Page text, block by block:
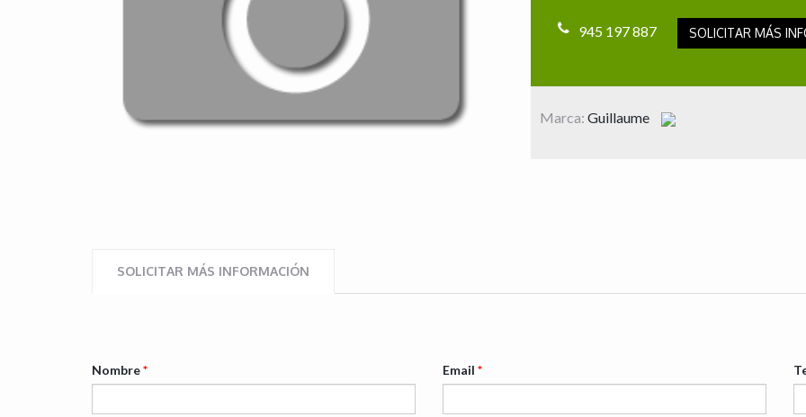
945 197 887 SOLICITAR MÁS
Marca: Guillaume
SOLICITAR MÁS INFORMACIÓN
Nombre* Email *